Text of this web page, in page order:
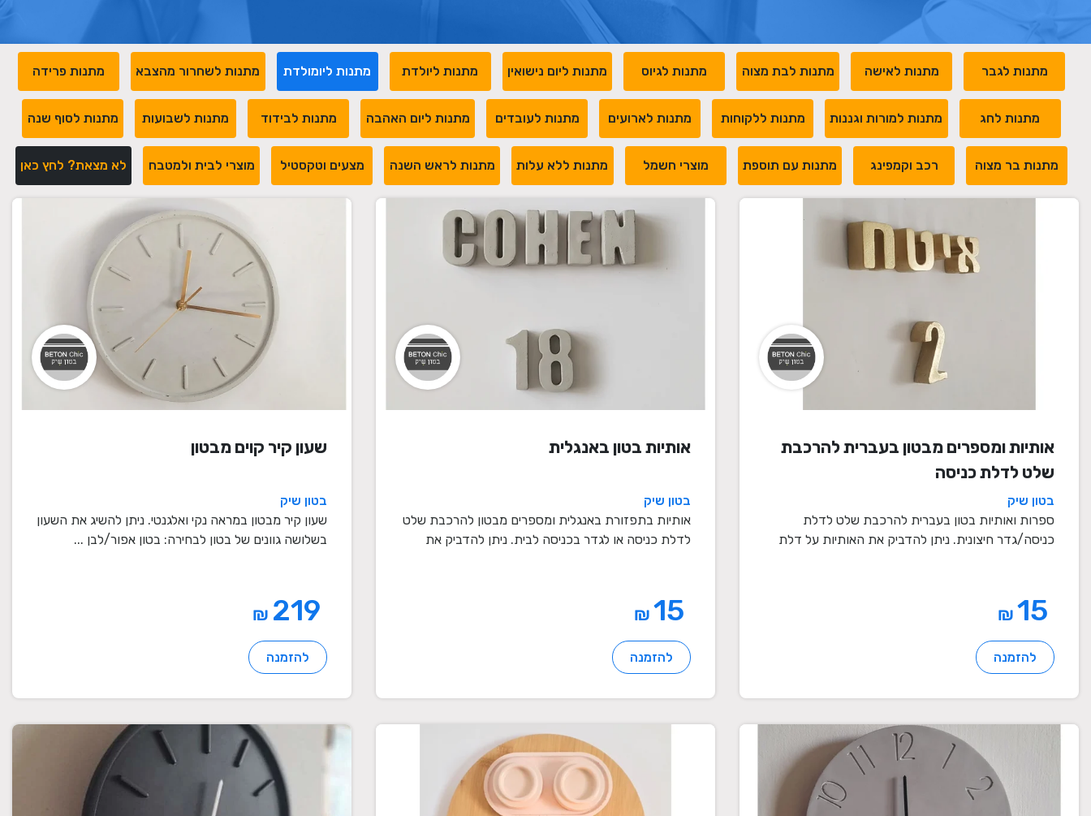
מתנות לגבר מתנות לאישה מתנות לבת מצוה מתנות לגיוס מתנות ליום נישואין מתנות ליולדת מתנות ליומולדת מתנות לשחרור מהצבא מתנות פרידה
מתנות לחג מתנות למורות וגננות מתנות ללקוחות מתנות לארועים מתנות לעובדים מתנות ליום האהבה מתנות לבידוד מתנות לשבועות מתנות לסוף שנה
מתנות בר מצוה רכב וקמפינג מתנות עם תוספת מוצרי חשמל מתנות ללא עלות מתנות לראש השנה מצעים וטקסטיל מוצרי לבית ולמטבח לא מצאת? לחץ כאן
אותיות ומספרים מבטון בעברית להרכבת
שלט לדלת כניסה
בטון שיק
ספרות ואותיות בטון בעברית להרכבת שלט לדלת
כניסה/גדר חיצונית. ניתן להדביק את האותיות על דלת
₪
להזמנה
אותיות בטון באנגלית
בטון שיק
אותיות בתפזורת באנגלית ומספרים מבטון להרכבת שלט
לדלת כניסה או לגדר בכניסה לבית. ניתן להדביק את
₪
להזמנה
שעון קיר קוים מבטון
בטון שיק
שעון קיר מבטון במראה נקי ואלגנטי. ניתן להשיג את השעון
בשלושה גוונים של בטון לבחירה: בטון אפור/לבן ...
₪
להזמנה